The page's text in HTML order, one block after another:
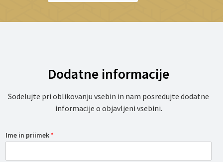
Dodatne informacije
Sodelujte pri oblikovanju vsebin in nam posredujte dodatne
informacije o objavljeni vsebini.
Ime in priimek *